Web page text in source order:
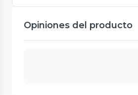
Opiniones del producto